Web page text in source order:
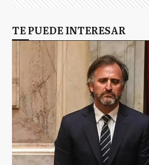
TE PUEDE INTERESAR